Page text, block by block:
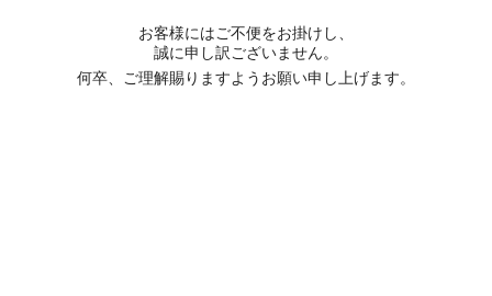
お客様にはご不便をお掛けし、
誠に申し訳ございません。
何卒、ご理解賜りますようお願い申し上げます。